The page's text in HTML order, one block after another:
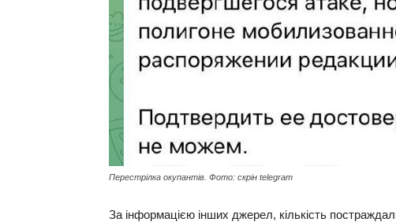
Перестрілка окупантів. Фото: скрін telegram
За інформацією інших джерел, кількість